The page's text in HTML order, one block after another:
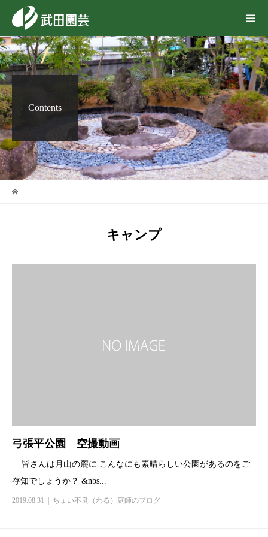
Contents
キャンプ
弓張平公園 空撮動画
皆さんは月山の麓に こんなにも素晴らしい公園があるのをご
存知でしょうか？ &nbs...
2019.08.31 ちょい不良（わる）庭師のブログ